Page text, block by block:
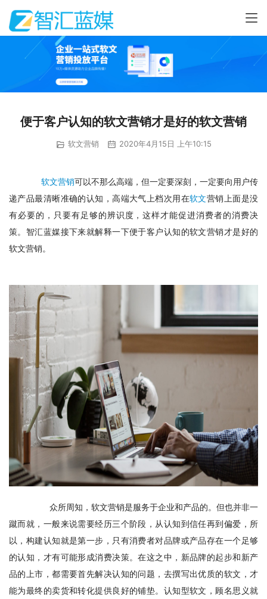
便于客户认知的软文营销才是好的软文营销
软文营销 2020年4月15日 上午10:15
软文营销可以不那么高端，但一定要深刻，一定要向用户传
递产品最清晰准确的认知，高端大气上档次用在软文营销上面是没
有必要的，只要有足够的辨识度，这样才能促进消费者的消费决
策。智汇蓝媒接下来就解释一下便于客户认知的软文营销才是好的
软文营销。
众所周知，软文营销是服务于企业和产品的。但也并非一
蹴而就，一般来说需要经历三个阶段，从认知到信任再到偏爱，所
以，构建认知就是第一步，只有消费者对品牌或产品存在一个足够
的认知，才有可能形成消费决策。在这之中，新品牌的起步和新产
品的上市，都需要首先解决认知的问题，去撰写出优质的软文，才
能为最终的卖货和转化提供良好的铺垫。认知型软文，顾名思义就